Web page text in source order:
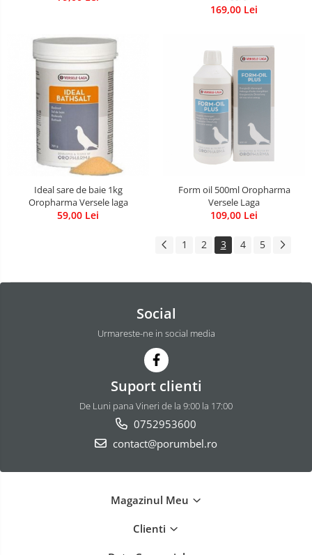
169,00 Lei
Ideal sare de baie 1kg
Oropharma Versele laga
59,00 Lei
Form oil 500ml Oropharma
Versele Laga
109,00 Lei
1 2 3 4 5
Social
Urmareste-ne in social media
Suport clienti
De Luni pana Vineri de la 9:00 la 17:00
0752953600
contact@porumbel.ro
Magazinul Meu
Clienti